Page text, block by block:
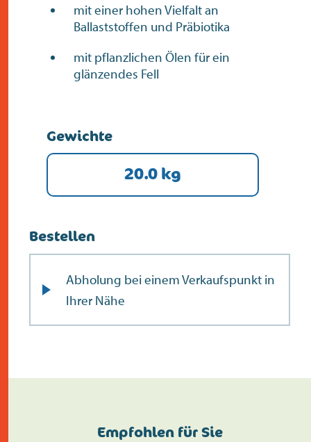
mit einer hohen Vielfalt an
Ballaststoffen und Präbiotika
mit pflanzlichen Ölen für ein
glänzendes Fell
Gewichte
20.0 kg
Bestellen
Abholung bei einem Verkaufspunkt in
Ihrer Nähe
Empfohlen für Sie